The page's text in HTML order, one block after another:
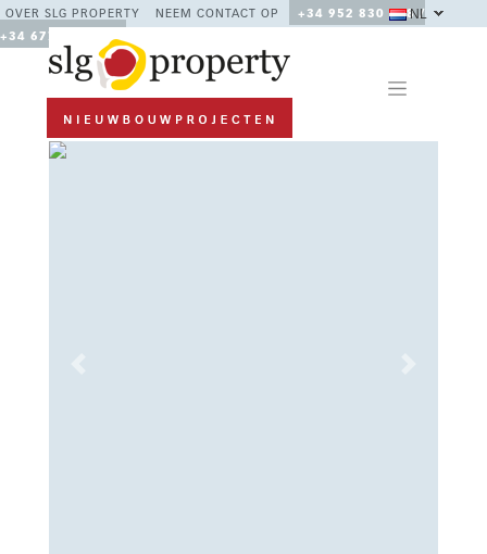
OVER SLG PROPERTY NEEM CONTACT OP
+34 952 830 378 /
+34 677 670 480
NL